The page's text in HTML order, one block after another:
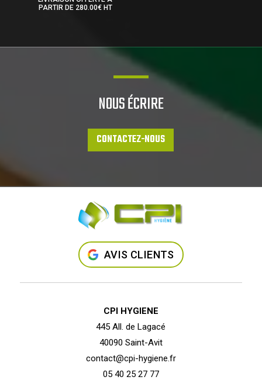
PARTIR DE 280.00€ HT
NOUS ÉCRIRE
CONTACTEZ-NOUS
AVIS CLIENTS
CPI HYGIENE
445 All. de Lagacé
40090 Saint-Avit
contact@cpi-hygiene.fr
05 40 25 27 77